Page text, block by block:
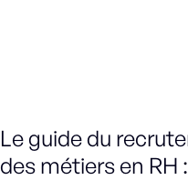
Le guide du
des métiers en RH :